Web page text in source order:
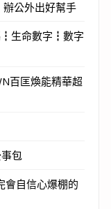
公外出好幫手
生命數字┇數字
百匡煥能精華超
包
會自信心爆棚的